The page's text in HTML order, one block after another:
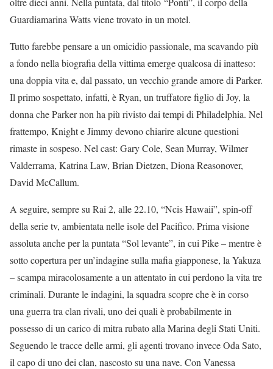
Guardiamarina Watts viene trovato in un motel.
Tutto farebbe pensare a un omicidio passionale, ma scavando più
a fondo nella biografia della vittima emerge qualcosa di inatteso:
una doppia vita e, dal passato, un vecchio grande amore di Parker.
Il primo sospettato, infatti, è Ryan, un truffatore figlio di Joy, la
donna che Parker non ha più rivisto dai tempi di Philadelphia. Nel
frattempo, Knight e Jimmy devono chiarire alcune questioni
rimaste in sospeso. Nel cast: Gary Cole, Sean Murray, Wilmer
Valderrama, Katrina Law, Brian Dietzen, Diona Reasonover,
David McCallum.
A seguire, sempre su Rai 2, alle 22.10, “Ncis Hawaii”, spin-off
della serie tv, ambientata nelle isole del Pacifico. Prima visione
assoluta anche per la puntata “Sol levante”, in cui Pike – mentre è
sotto copertura per un’indagine sulla mafia giapponese, la Yakuza
– scampa miracolosamente a un attentato in cui perdono la vita tre
criminali. Durante le indagini, la squadra scopre che è in corso
una guerra tra clan rivali, uno dei quali è probabilmente in
possesso di un carico di mitra rubato alla Marina degli Stati Uniti.
Seguendo le tracce delle armi, gli agenti trovano invece Oda Sato,
il capo di uno dei clan, nascosto su una nave. Con Vanessa